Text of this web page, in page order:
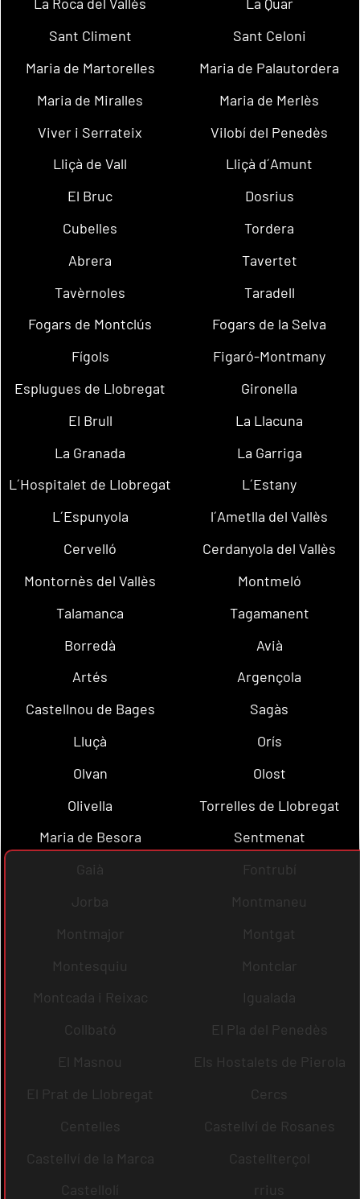
Sant Climent
Sant Celoni
Maria de Martorelles
Maria de Palautordera
Maria de Miralles
Maria de Merlès
Viver i Serrateix
Vilobí del Penedès
Lliçà de Vall
Lliçà d´Amunt
El Bruc
Dosrius
Cubelles
Tordera
Abrera
Tavertet
Tavèrnoles
Taradell
Fogars de Montclús
Fogars de la Selva
Fígols
Figaró-Montmany
Esplugues de Llobregat
Gironella
El Brull
La Llacuna
La Granada
La Garriga
L´Hospitalet de Llobregat
L´Estany
L´Espunyola
l´Ametlla del Vallès
Cervelló
Cerdanyola del Vallès
Montornès del Vallès
Montmeló
Talamanca
Tagamanent
Borredà
Avià
Artés
Argençola
Castellnou de Bages
Sagàs
Lluçà
Orís
Olvan
Olost
Olivella
Torrelles de Llobregat
Maria de Besora
Sentmenat
Gaià
Fontrubí
Jorba
Montmaneu
Montmajor
Montgat
Montesquiu
Montclar
Montcada i Reixac
Igualada
Collbató
El Pla del Penedès
El Masnou
Els Hostalets de Pierola
El Prat de Llobregat
Cercs
Centelles
Castellví de Rosanes
Castellví de la Marca
Castellterçol
Castellolí
rrius